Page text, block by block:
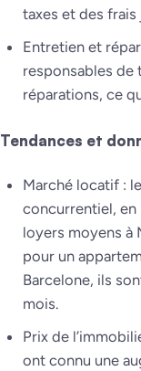
taxes et des frais
Entretien et
responsables de
réparations, ce
Tendances et
Marché locatif :
concurrentiel, en
loyers moyens à
pour un
Barcelone, ils
mois.
Prix de
ont connu une